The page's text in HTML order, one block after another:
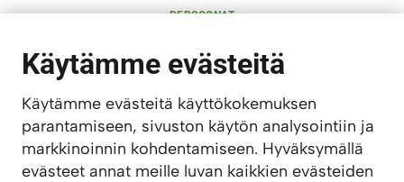
PERSOONAT
MAJOITUS
AKTIVITEETIT
LAPSIPERHEET
LÖYDÄ
KAUPPA
Käytämme evästeitä
Käytämme evästeitä käyttökokemuksen
parantamiseen, sivuston käytön analysointiin ja
markkinoinnin kohdentamiseen. Hyväksymällä
evästeet annat meille luvan kaikkien evästeiden